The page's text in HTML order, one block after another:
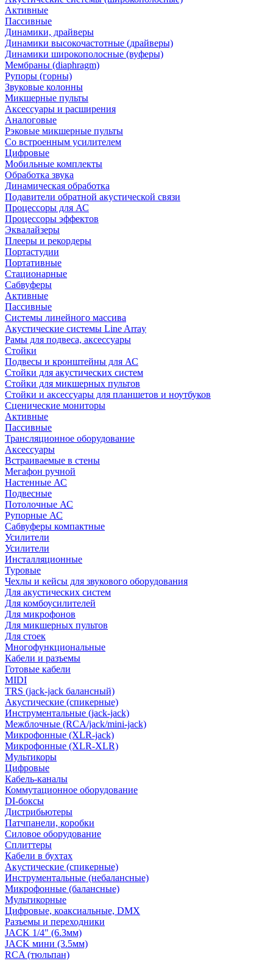
Активные
Пассивные
Динамики, драйверы
Динамики высокочастотные (драйверы)
Динамики широкополосные (вуферы)
Мембраны (diaphragm)
Рупоры (горны)
Звуковые колонны
Микшерные пульты
Аксессуары и расширения
Аналоговые
Рэковые микшерные пульты
Со встроенным усилителем
Цифровые
Мобильные комплекты
Обработка звука
Динамическая обработка
Подавители обратной акустической связи
Процессоры для АС
Процессоры эффектов
Эквалайзеры
Плееры и рекордеры
Портастудии
Портативные
Стационарные
Сабвуферы
Активные
Пассивные
Системы линейного массива
Акустические системы Line Array
Рамы для подвеса, аксессуары
Стойки
Подвесы и кронштейны для АС
Стойки для акустических систем
Стойки для микшерных пультов
Стойки и аксессуары для планшетов и ноутбуков
Сценические мониторы
Активные
Пассивные
Трансляционное оборудование
Аксессуары
Встраиваемые в стены
Мегафон ручной
Настенные АС
Подвесные
Потолочные АС
Рупорные АС
Сабвуферы компактные
Усилители
Усилители
Инсталляционные
Туровые
Чехлы и кейсы для звукового оборудования
Для акустических систем
Для комбоусилителей
Для микрофонов
Для микшерных пультов
Для стоек
Многофункциональные
Кабели и разъемы
Готовые кабели
MIDI
TRS (jack-jack балансный)
Акустические (спикерные)
Инструментальные (jack-jack)
Межблочные (RCA/jack/mini-jack)
Микрофонные (XLR-jack)
Микрофонные (XLR-XLR)
Мультикоры
Цифровые
Кабель-каналы
Коммутационное оборудование
DI-боксы
Дистрибьютеры
Патчпанели, коробки
Силовое оборудование
Сплиттеры
Кабели в бухтах
Акустические (спикерные)
Инструментальные (небалансные)
Микрофонные (балансные)
Мультикорные
Цифровые, коаксиальные, DMX
Разъемы и переходники
JACK 1/4" (6.3мм)
JACK мини (3.5мм)
RCA (тюльпан)